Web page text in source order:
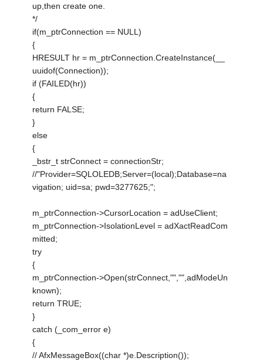
up,then create one.
*/
if(m_ptrConnection == NULL)
{
HRESULT hr = m_ptrConnection.CreateInstance(__
uuidof(Connection));
if (FAILED(hr))
{
return FALSE;
}
else
{
_bstr_t strConnect = connectionStr;
//"Provider=SQLOLEDB;Server=(local);Database=na
vigation; uid=sa; pwd=3277625;";
m_ptrConnection->CursorLocation = adUseClient;
m_ptrConnection->IsolationLevel = adXactReadCom
mitted;
try
{
m_ptrConnection->Open(strConnect,"","",adModeUn
known);
return TRUE;
}
catch (_com_error e)
{
// AfxMessageBox((char *)e.Description());